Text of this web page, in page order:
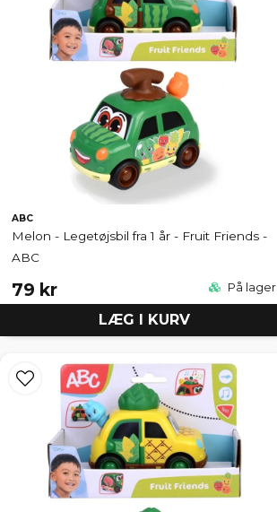
ABC
Melon - Legetøjsbil fra 1 år - Fruit Friends -
ABC
79 kr På lager
LÆG I KURV